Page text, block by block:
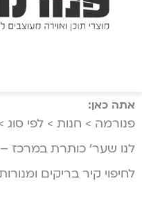
אתה כאן:
פנורמה > חנות > לפי סוג
לנו שער’ כותרת במרכז
לחיפוי קיר בריקים ומנורות